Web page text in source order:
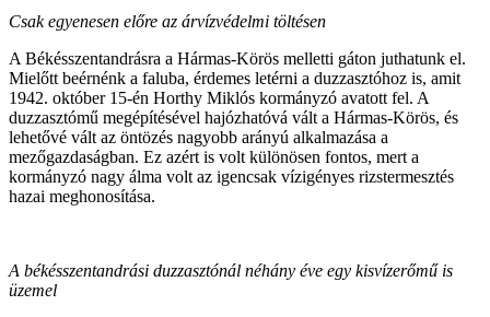
Csak egyenesen előre az árvízvédelmi töltésen
A Békésszentandrásra a Hármas-Körös melletti gáton juthatunk el.
Mielőtt beérnénk a faluba, érdemes letérni a duzzasztóhoz is, amit
1942. október 15-én Horthy Miklós kormányzó avatott fel. A
duzzasztómű megépítésével hajózhatóvá vált a Hármas-Körös, és
lehetővé vált az öntözés nagyobb arányú alkalmazása a
mezőgazdaságban. Ez azért is volt különösen fontos, mert a
kormányzó nagy álma volt az igencsak vízigényes rizstermesztés
hazai meghonosítása.
A békésszentandrási duzzasztónál néhány éve egy kisvízerőmű is
üzemel